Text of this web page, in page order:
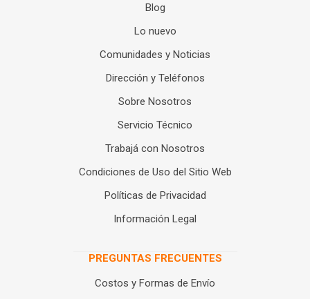
Blog
Lo nuevo
Comunidades y Noticias
Dirección y Teléfonos
Sobre Nosotros
Servicio Técnico
Trabajá con Nosotros
Condiciones de Uso del Sitio Web
Políticas de Privacidad
Información Legal
PREGUNTAS FRECUENTES
Costos y Formas de Envío